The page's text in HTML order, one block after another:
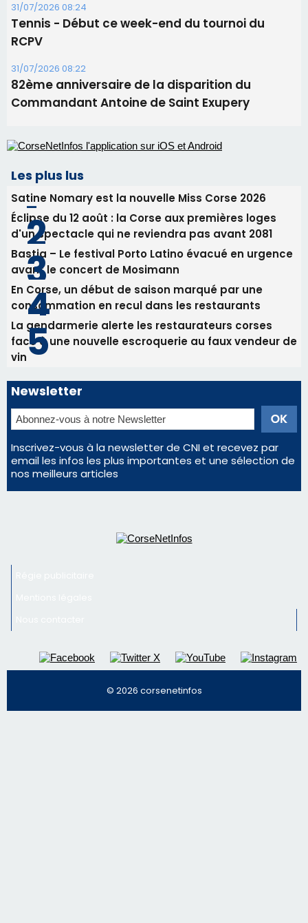
31/07/2026 08:24
Tennis - Début ce week-end du tournoi du
RCPV
31/07/2026 08:22
82ème anniversaire de la disparition du
Commandant Antoine de Saint Exupery
Les plus lus
Satine Nomary est la nouvelle Miss Corse 2026
Éclipse du 12 août : la Corse aux premières loges
d'un spectacle qui ne reviendra pas avant 2081
Bastia – Le festival Porto Latino évacué en urgence
avant le concert de Mosimann
En Corse, un début de saison marqué par une
consommation en recul dans les restaurants
La gendarmerie alerte les restaurateurs corses
face à une nouvelle escroquerie au faux vendeur de
vin
Newsletter
Inscrivez-vous à la newsletter de CNI et recevez par
email les infos les plus importantes et une sélection de
nos meilleurs articles
© 2026 corsenetinfos